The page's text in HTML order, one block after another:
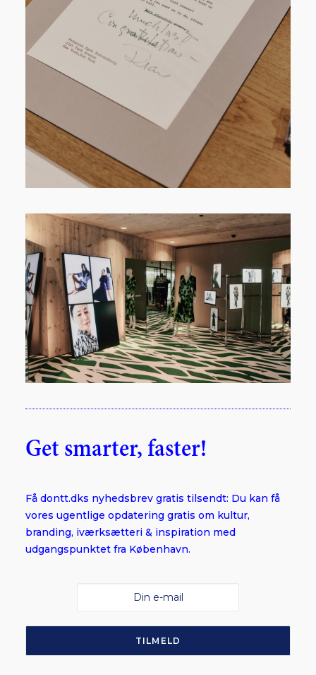
Get smarter, faster!
Få dontt.dks nyhedsbrev gratis tilsendt: Du kan få
vores ugentlige opdatering gratis om kultur,
branding, iværksætteri & inspiration med
udgangspunktet fra København.